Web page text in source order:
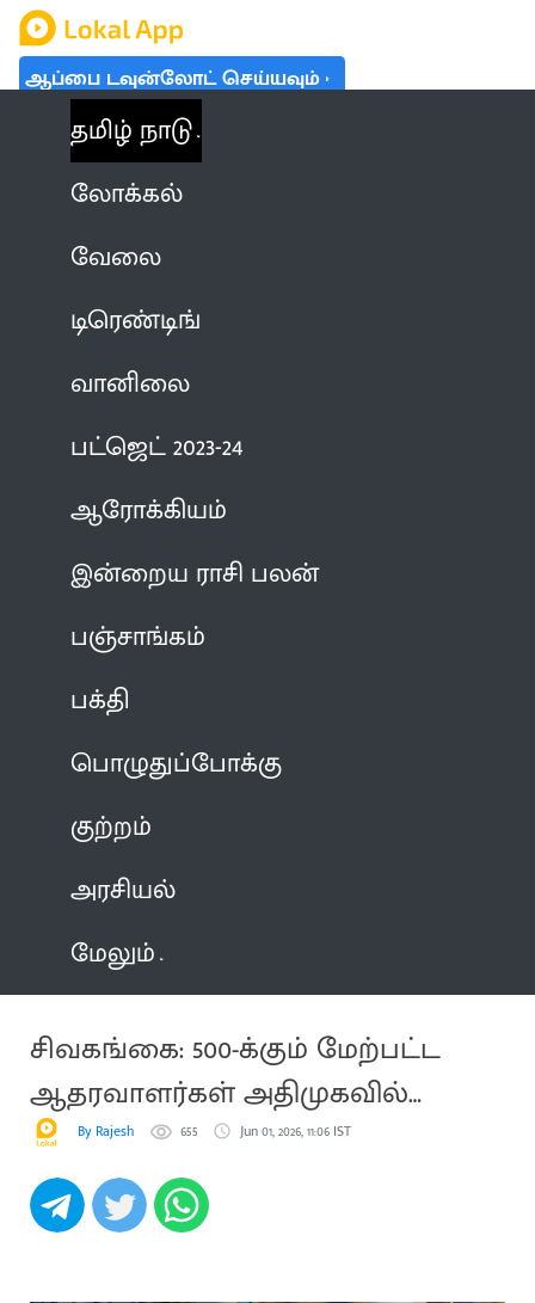
ஆப்பை டவுன்லோட் செய்யவும்
தமிழ் நாடு
லோக்கல்
வேலை
டிரெண்டிங்
வானிலை
பட்ஜெட் 2023-24
ஆரோக்கியம்
இன்றைய ராசி பலன்
பஞ்சாங்கம்
பக்தி
பொழுதுப்போக்கு
குற்றம்
அரசியல்
மேலும்
சிவகங்கை: 500-க்கும் மேற்பட்ட
ஆதரவாளர்கள் அதிமுகவில்
இருந்து விலகல்
By Rajesh 655 Jun 01, 2026, 11:06 IST